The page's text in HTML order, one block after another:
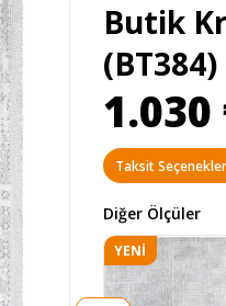
Butik
(BT384)
1.030
Taksit
Diğer Ölçüler
YENI
ÜRÜN